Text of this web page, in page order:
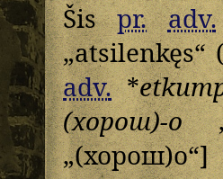
Šispr. adv.
„atsilenkęs“
adv.*
(хорош)-о